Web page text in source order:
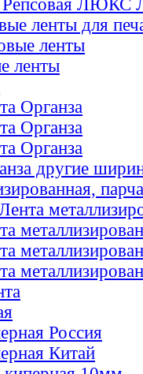
Репсовая ЛЮКС
ленты для
ленты
ленты
Органза
Органза
Органза
другие
парча
Россия
Китай